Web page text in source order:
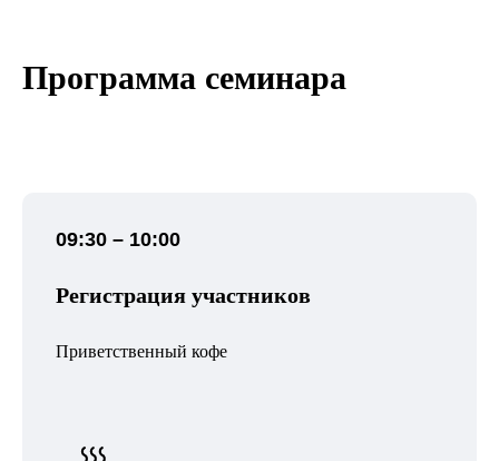
Программа семинара
09:30 – 10:00
Регистрация участников
Приветственный кофе